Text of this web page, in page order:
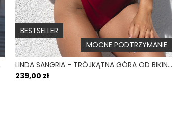
BORDOWY
BESTSELLER
MOCNE PODTRZYMANIE
LINDA SANGRIA - TRÓJKĄTNA GÓRA OD BIKINI NA DUŻY BIUST BORDOWY
239,00 zł